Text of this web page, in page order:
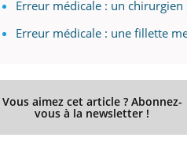
Erreur médicale : un
Erreur médicale : une fillette
Vous aimez cet article ? Abonnez-
vous à la newsletter !
Il